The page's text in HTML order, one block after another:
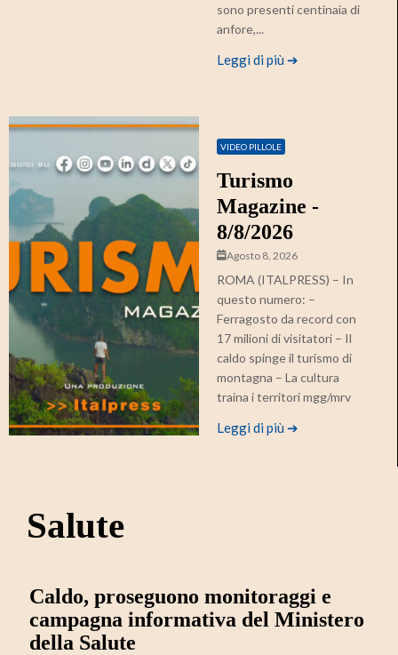
sono presenti centinaia di
anfore,...
Leggi di più ➔
VIDEO PILLOLE
Turismo
Magazine -
8/8/2026
Agosto 8, 2026
ROMA (ITALPRESS) – In
questo numero: –
Ferragosto da record con
17 milioni di visitatori – Il
caldo spinge il turismo di
montagna – La cultura
traina i territori mgg/mrv
Leggi di più ➔
Salute
Caldo, proseguono monitoraggi e
campagna informativa del Ministero
della Salute